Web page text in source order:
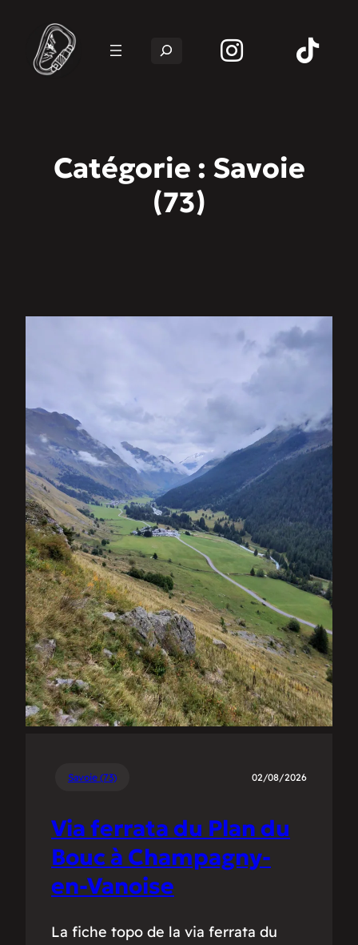
Rechercher
Catégorie : Savoie
(73)
Savoie (73) 02/08/2026
Via ferrata du Plan du
Bouc à Champagny-
en-Vanoise
La fiche topo de la via ferrata du